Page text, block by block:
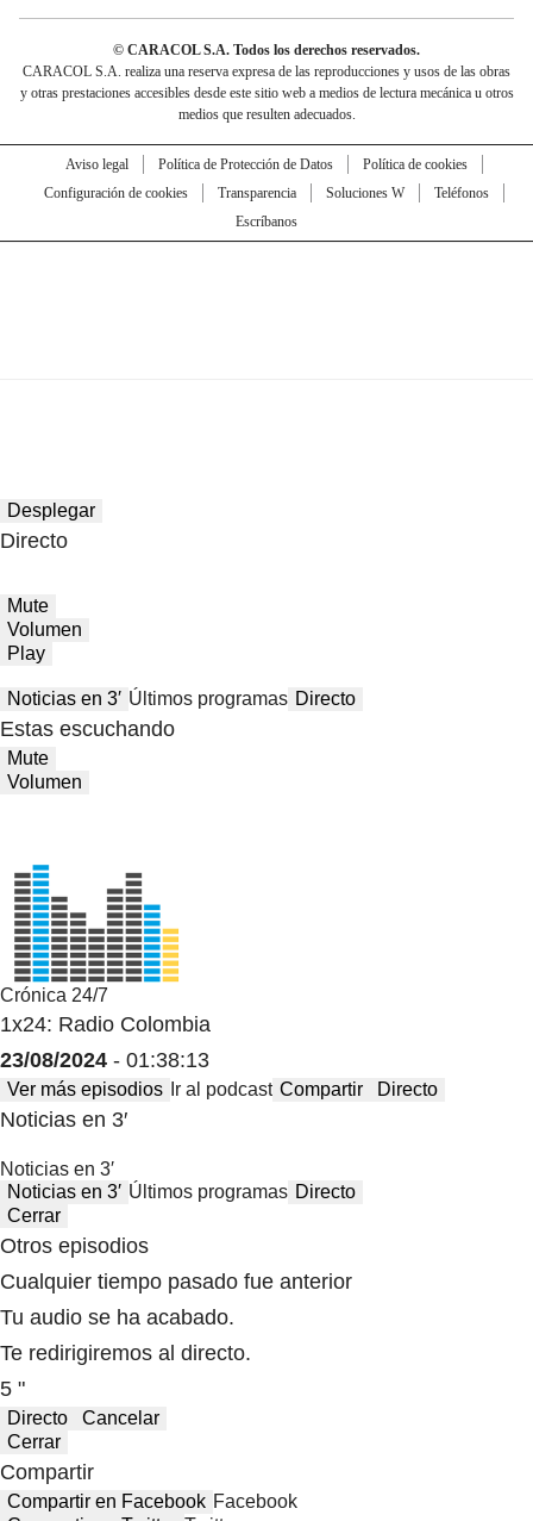
© CARACOL S.A. Todos los derechos reservados.
CARACOL S.A. realiza una reserva expresa de las reproducciones y usos de las obras
y otras prestaciones accesibles desde este sitio web a medios de lectura mecánica u otros
medios que resulten adecuados.
Aviso legal Política de Protección de Datos
Política de cookies
Configuración de cookies
Transparencia Soluciones W
Teléfonos
Escríbanos
Desplegar
Directo
Mute
Volumen
Play
Noticias en 3′ Últimos programas Directo
Estas escuchando
Mute
Volumen
Crónica 24/7
1x24: Radio Colombia
23/08/2024 - 01:38:13
Ver más episodios Ir al podcast Compartir Directo
Noticias en 3′
Noticias en 3′
Noticias en 3′ Últimos programas Directo
Cerrar
Otros episodios
Cualquier tiempo pasado fue anterior
Tu audio se ha acabado.
Te redirigiremos al directo.
5 "
Directo
Cancelar
Cerrar
Compartir
Compartir en Facebook Facebook